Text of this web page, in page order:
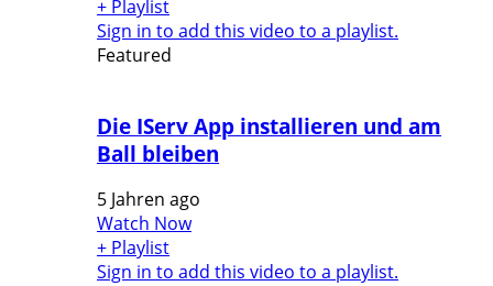
+ Playlist
Sign in to add this video to a playlist.
Featured
Die IServ App installieren und am
Ball bleiben
5 Jahren ago
Watch Now
+ Playlist
Sign in to add this video to a playlist.